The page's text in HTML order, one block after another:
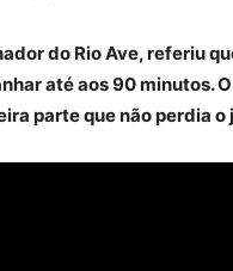
do Rio Ave, referiu
até aos 90 minutos.
parte que não perdia o